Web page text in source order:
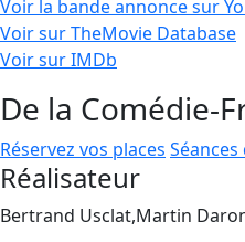
Voir la bande annonce sur
Voir sur TheMovie Database
Voir sur IMDb
De la Comédie-
Réservez vos places
Réalisateur
Bertrand Usclat,Martin